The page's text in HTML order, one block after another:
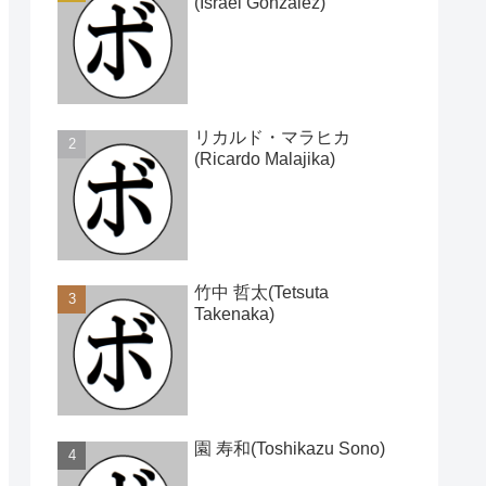
リカルド・マラヒカ
(Ricardo Malajika)
竹中 哲太(Tetsuta
Takenaka)
園 寿和(Toshikazu Sono)